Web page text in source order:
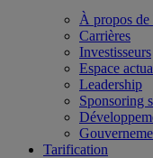
À propos
Carrières
Investisseurs
Espace
Leadership
Sponsoring
Tarification